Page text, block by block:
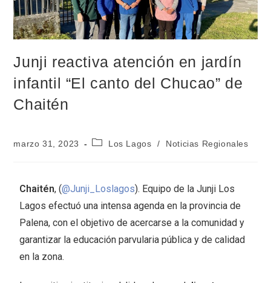
Junji reactiva atención en jardín
infantil “El canto del Chucao” de
Chaitén
marzo 31, 2023 Los Lagos / Noticias Regionales
Chaitén, (@Junji_Loslagos). Equipo de la Junji Los
Lagos efectuó una intensa agenda en la provincia de
Palena, con el objetivo de acercarse a la comunidad y
garantizar la educación parvularia pública y de calidad
en la zona.